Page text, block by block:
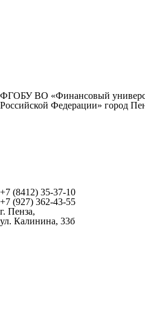
ФГОБУ ВО «Финансовый
Российской Федерации» город
+7 (8412) 35-37-10
+7 (927) 362-43-55
г. Пенза,
ул. Калинина, 33б